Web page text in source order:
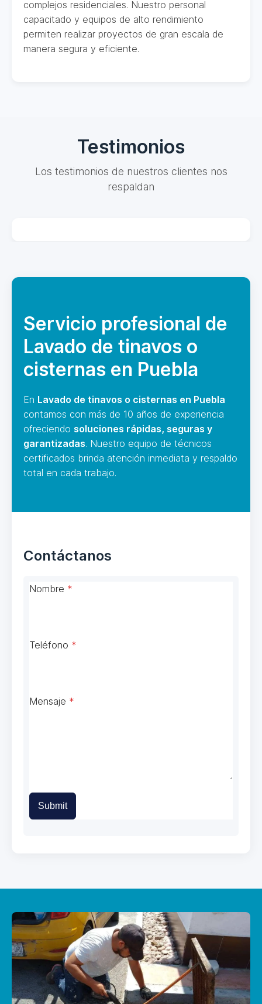
complejos residenciales. Nuestro personal
capacitado y equipos de alto rendimiento
permiten realizar proyectos de gran escala de
manera segura y eficiente.
Testimonios
Los testimonios de nuestros clientes nos
respaldan
Servicio profesional de
Lavado de tinavos o
cisternas en Puebla
En Lavado de tinavos o cisternas en Puebla
contamos con más de 10 años de experiencia
ofreciendo soluciones rápidas, seguras y
garantizadas. Nuestro equipo de técnicos
certificados brinda atención inmediata y respaldo
total en cada trabajo.
Contáctanos
Nombre *
Teléfono *
Mensaje *
Submit